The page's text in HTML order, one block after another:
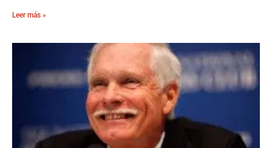
Leer más »